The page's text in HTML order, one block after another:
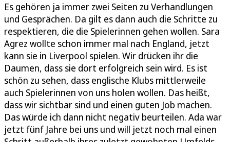
Es gehören ja immer zwei Seiten zu Verhandlungen
und Gesprächen. Da gilt es dann auch die Schritte zu
respektieren, die die Spielerinnen gehen wollen. Sara
Agrez wollte schon immer mal nach England, jetzt
kann sie in Liverpool spielen. Wir drücken ihr die
Daumen, dass sie dort erfolgreich sein wird. Es ist
schön zu sehen, dass englische Klubs mittlerweile
auch Spielerinnen von uns holen wollen. Das heißt,
dass wir sichtbar sind und einen guten Job machen.
Das würde ich dann nicht negativ beurteilen. Ada war
jetzt fünf Jahre bei uns und will jetzt noch mal einen